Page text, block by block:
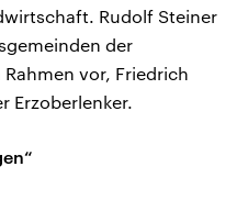
Rudolf Steiner
der
vor, Friedrich
Erzoberlenker.